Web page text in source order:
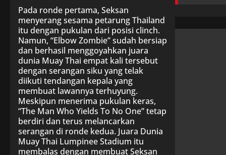
Pada ronde pertama, Seksan
menyerang sesama petarung Thailand
itu dengan pukulan dari posisi clinch.
Namun, “Elbow Zombie” sudah bersiap
dan berhasil menggoyahkan juara
dunia Muay Thai empat kali tersebut
dengan serangan siku yang telak
diikuti tendangan kepala yang
membuat lawannya terhuyung.
Meskipun menerima pukulan keras,
“The Man Who Yields To No One” tetap
berdiri dan terus melancarkan
serangan di ronde kedua. Juara Dunia
Muay Thai Lumpinee Stadium itu
membalas dengan membuat Seksan